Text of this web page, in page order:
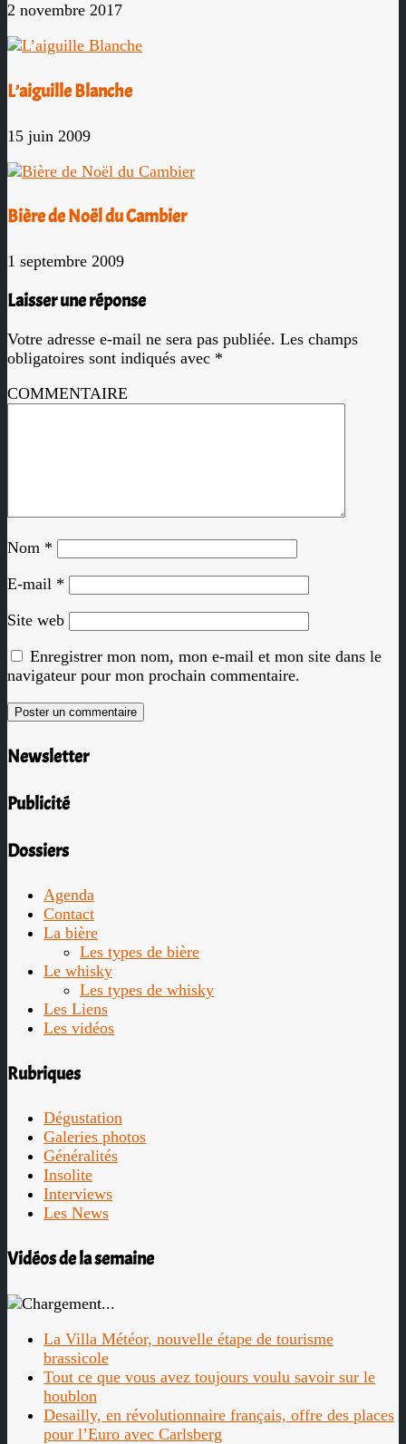
2 novembre 2017
L’aiguille Blanche
15 juin 2009
Bière de Noël du Cambier
1 septembre 2009
Laisser une réponse
Votre adresse e-mail ne sera pas publiée. Les champs
obligatoires sont indiqués avec *
COMMENTAIRE
Nom *
E-mail *
Site web
Enregistrer mon nom, mon e-mail et mon site dans le
navigateur pour mon prochain commentaire.
Newsletter
Publicité
Dossiers
Agenda
Contact
La bière
Les types de bière
Le whisky
Les types de whisky
Les Liens
Les vidéos
Rubriques
Dégustation
Galeries photos
Généralités
Insolite
Interviews
Les News
Vidéos de la semaine
La Villa Météor, nouvelle étape de tourisme
brassicole
Tout ce que vous avez toujours voulu savoir sur le
houblon
Desailly, en révolutionnaire français, offre des places
pour l’Euro avec Carlsberg